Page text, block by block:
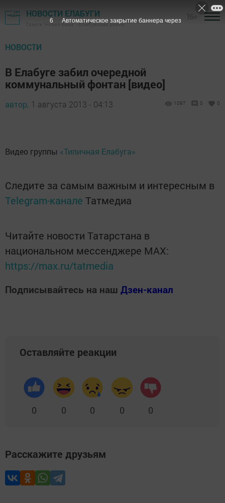
НОВОСТИ ЕЛАБУГИ
Газета "Новая Кама" - Елабужский район
НОВОСТИ
В Елабуге забил очередной
коммунальный фонтан [видео]
автор, 1 августа 2013 - 04:13 1097 0 0
Видео группы «Типичная Елабуга»
Следите за самым важным и интересным в
Telegram-канале Татмедиа
Читайте новости Татарстана в
национальном мессенджере MАХ:
https://max.ru/tatmedia
Подписывайтесь на наш Дзен-канал
Оставляйте реакции
0 0 0 0 0
Расскажите друзьям
5 Автоматическое закрытие баннера через